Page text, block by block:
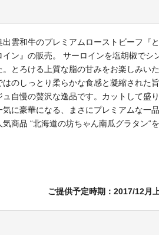
雲和牛のプレミアムローストビーフ『
イン』の販売。 サーロインを塩胡椒でシ
。とろける上質な脂の甘みをお楽しみい
はのしっとり柔らかな食感と凝縮された
自慢の贅沢な逸品です。カットして盛
に豪華になる、まさにプレミアムな一品
商品 “北海道の坊ちゃん南瓜グラタン“
ご提供予定時期：2017/12月